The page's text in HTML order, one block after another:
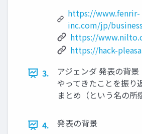
https://www.fenrir-
inc.com/jp/
https://
https://hack-
3.
アジェンダ 発表の背
やってきたことを振り
まとめ（という名の所
4. 発表の背景